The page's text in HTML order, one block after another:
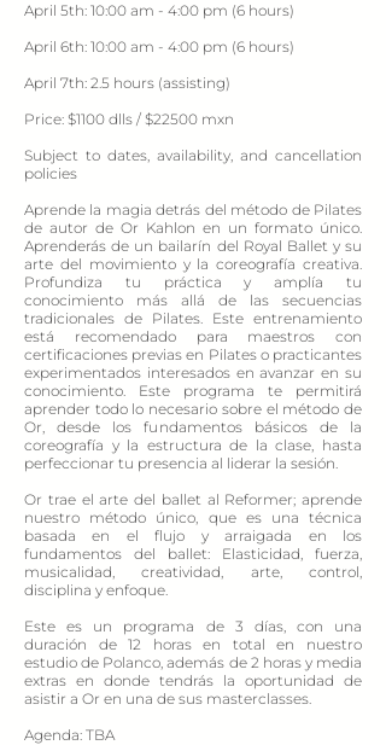
April 5th: 10:00 am - 4:00 pm (6 hours)
April 6th: 10:00 am - 4:00 pm (6 hours)
April 7th: 2.5 hours (assisting)
Price: $1100 dlls / $22500 mxn
Subject to dates, availability, and cancellation
policies
Aprende la magia detrás del método de Pilates
de autor de Or Kahlon en un formato único.
Aprenderás de un bailarín del Royal Ballet y su
arte del movimiento y la coreografía creativa.
Profundiza tu práctica y amplía tu
conocimiento más allá de las secuencias
tradicionales de Pilates. Este entrenamiento
está recomendado para maestros con
certificaciones previas en Pilates o practicantes
experimentados interesados en avanzar en su
conocimiento. Este programa te permitirá
aprender todo lo necesario sobre el método de
Or, desde los fundamentos básicos de la
coreografía y la estructura de la clase, hasta
perfeccionar tu presencia al liderar la sesión.
Or trae el arte del ballet al Reformer; aprende
nuestro método único, que es una técnica
basada en el flujo y arraigada en los
fundamentos del ballet: Elasticidad, fuerza,
musicalidad, creatividad, arte, control,
disciplina y enfoque.​
Este es un programa de 3 días, con una
duración de 12 horas en total en nuestro
estudio de Polanco, además de 2 horas y media
extras en donde tendrás la oportunidad de
asistir a Or en una de sus masterclasses.
Agenda: TBA